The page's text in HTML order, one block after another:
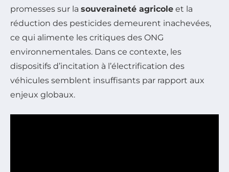
promesses sur la souveraineté agricole et la
réduction des pesticides demeurent inachevées,
ce qui alimente les critiques des ONG
environnementales. Dans ce contexte, les
dispositifs d’incitation à l’électrification des
véhicules semblent insuffisants par rapport aux
enjeux globaux.